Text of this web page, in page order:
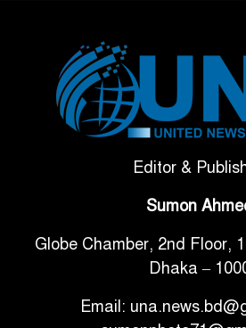
টানা ৩
বলছে
সরকারি ৩শ
গাড়ি
পরিবর্তনে
Editor &
Sumon
Globe Chamber, 2nd Floor,
Dhaka –
Email: